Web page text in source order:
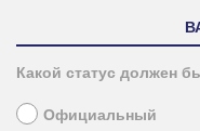
Какой статус должен
Официальный